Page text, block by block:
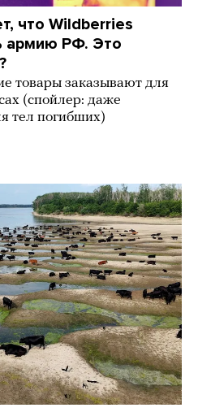
что Wildberries
армию РФ. Это
товары заказывают для
(спойлер: даже
тел погибших)